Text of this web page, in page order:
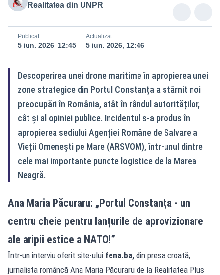
Realitatea din UNPR
Publicat
5 iun. 2026, 12:45
Actualizat
5 iun. 2026, 12:46
Descoperirea unei drone maritime în apropierea unei
zone strategice din Portul Constanța a stârnit noi
preocupări în România, atât în rândul autorităților,
cât și al opiniei publice. Incidentul s-a produs în
apropierea sediului Agenției Române de Salvare a
Vieții Omenești pe Mare (ARSVOM), într-unul dintre
cele mai importante puncte logistice de la Marea
Neagră.
Ana Maria Păcuraru: „Portul Constanța - un
centru cheie pentru lanțurile de aprovizionare
ale aripii estice a NATO!”
Într-un interviu oferit site-ului fena.ba, din presa croată,
jurnalista româncă Ana Maria Păcuraru de la Realitatea Plus